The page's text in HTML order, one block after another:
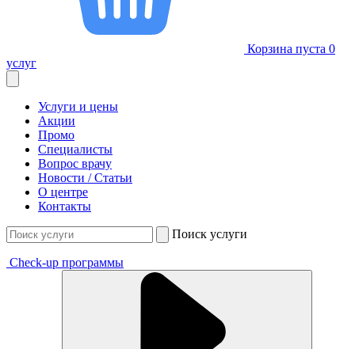
Корзина пуста 0
услуг
Услуги и цены
Акции
Промо
Специалисты
Вопрос врачу
Новости / Статьи
О центре
Контакты
Поиск услуги
Check-up программы